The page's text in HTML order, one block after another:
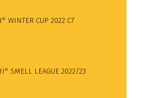
I° WINTER CUP 2022 C7
II° SMELL LEAGUE 2022/23